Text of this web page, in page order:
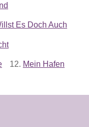
Es Doch Auch
12. Mein Hafen